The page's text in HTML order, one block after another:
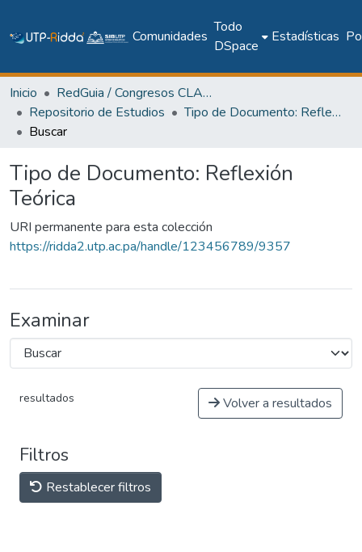
Comunidades
Todo
DSpace
Estadísticas
Inicio
RedGuia / Congresos CLABES
Repositorio de Estudios
Tipo de Documento: Reflexión Teórica
Buscar
Tipo de Documento: Reflexión
Teórica
URI permanente para esta colección
https://ridda2.utp.ac.pa/handle/123456789/9357
Examinar
resultados Volver a resultados
Filtros
Restablecer filtros